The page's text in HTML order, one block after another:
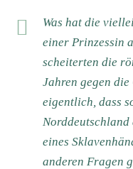
Was hat die
einer Prinzessin
scheiterten die
Jahren gegen
eigentlich, dass
eines
anderen Fragen